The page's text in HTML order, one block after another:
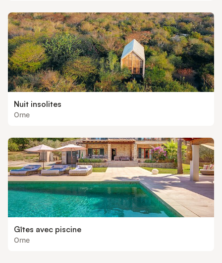
Nuit insolites
Orne
Gîtes avec piscine
Orne